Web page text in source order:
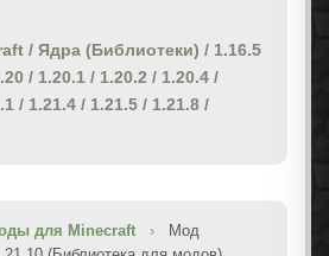
/ Ядра (Библиотеки) / 1.16.5
/ 1.20.1 / 1.20.2 / 1.20.4 /
/ 1.21.4 / 1.21.5 / 1.21.8 /
для Minecraft ›
Мод